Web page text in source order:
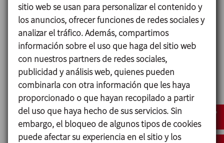
ANUGA FOODTEC
23/02/2027
Cologne - Germany
sitio web se usan para personalizar el contenido y
los anuncios, ofrecer funciones de redes sociales y
analizar el tráfico. Además, compartimos
información sobre el uso que haga del sitio web
con nuestros partners de redes sociales,
publicidad y análisis web, quienes pueden
combinarla con otra información que les haya
proporcionado o que hayan recopilado a partir
del uso que haya hecho de sus servicios. Sin
embargo, el bloqueo de algunos tipos de cookies
puede afectar su experiencia en el sitio y los